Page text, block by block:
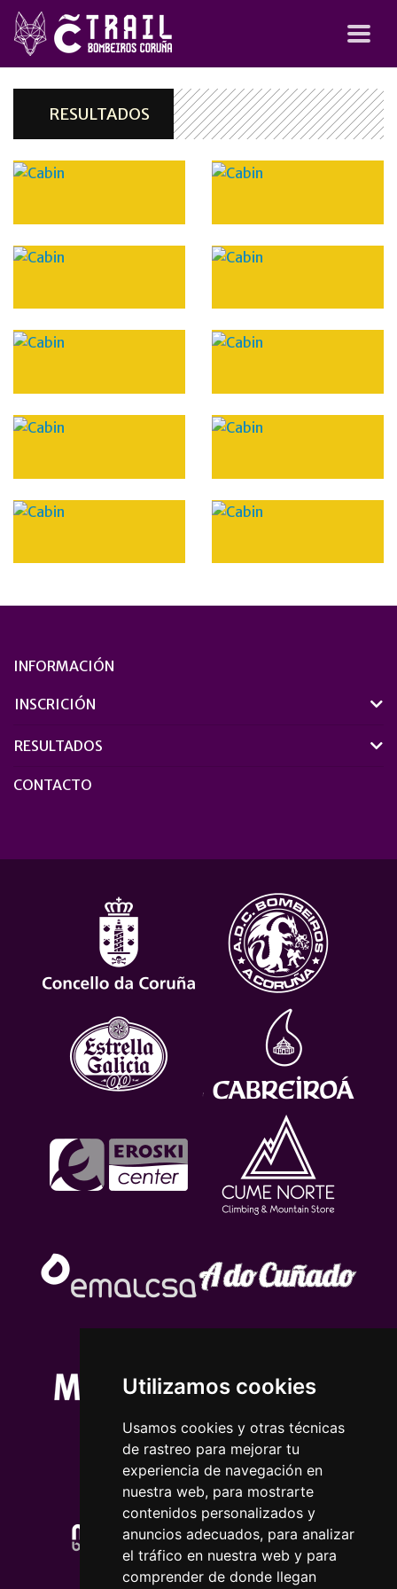
Utilizamos cookies
Usamos cookies y otras técnicas
de rastreo para mejorar tu
experiencia de navegación en
nuestra web, para mostrarte
contenidos personalizados y
anuncios adecuados, para analizar
el tráfico en nuestra web y para
comprender de donde llegan
RESULTADOS
INFORMACIÓN
INSCRICIÓN
RESULTADOS
CONTACTO